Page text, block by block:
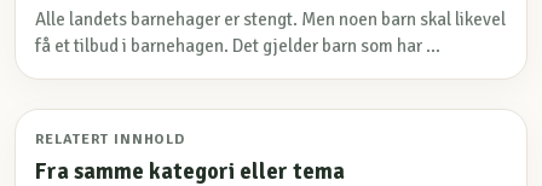
Alle landets barnehager er stengt. Men noen barn skal likevel
få et tilbud i barnehagen. Det gjelder barn som har ...
RELATERT INNHOLD
Fra samme kategori eller tema